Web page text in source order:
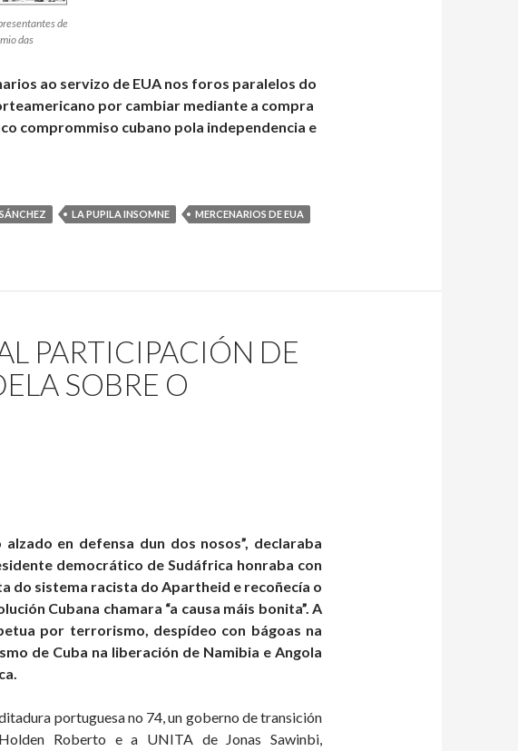
de
das
ao servizo de EUA nos foros paralelos do
por cambiar mediante a compra
comprommiso cubano pola independencia e
LA PUPILA INSOMNE
MERCENARIOS DE EUA
PARTICIPACIÓN DE
SOBRE O
en defensa dun dos nosos”, declaraba
democrático de Sudáfrica honraba con
do sistema racista do Apartheid e recoñecía o
Cubana chamara “a causa máis bonita”. A
por terrorismo, despídeo con bágoas na
de Cuba na liberación de Namibia e Angola
portuguesa no 74, un goberno de transición
Roberto e a UNITA de Jonas Sawinbi,